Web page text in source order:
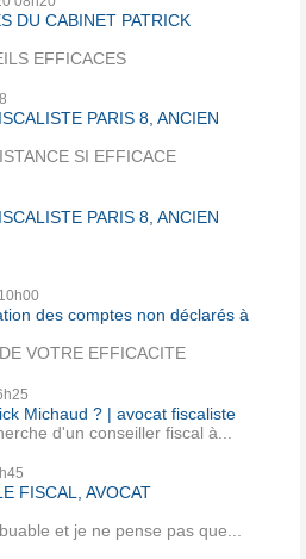
DU CABINET PATRICK
EFFICACES
PARIS 8, ANCIEN
SI EFFICACE
PARIS 8, ANCIEN
10h00
des comptes non déclarés à
VOTRE EFFICACITE
Michaud ? | avocat fiscaliste
d'un conseiller fiscal à...
FISCAL, AVOCAT
et je ne pense pas que...